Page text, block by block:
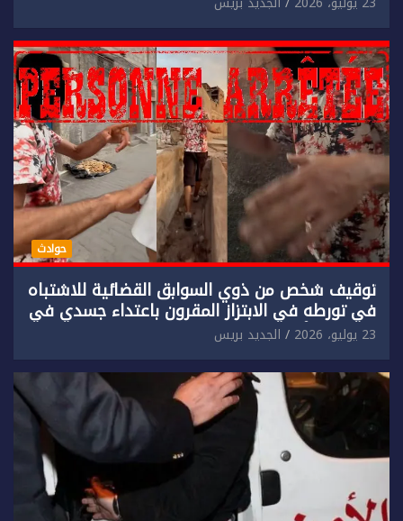
حوادث
توقيف شخص من ذوي السوابق القضائية للاشتباه
في تورطه في الابتزاز المقرون باعتداء جسدي في
حق سائح أجنبي.
23 يوليو، 2026 الجديد بريس